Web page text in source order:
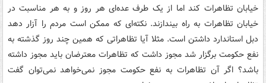
خیابان تظاهرات کند اما از یک طرف عده‌ای هر روز و به هر مناسبت در
خیابان تظاهرات به راه بیندازند. نکته‌ای که ممکن است مردم را آزار دهد
دبل استاندارد داشتن است. مثلا آیا تظاهراتی که همین چند روز گذشته به
نفع حکومت برگزار شد مجوز داشت که تظاهرات معترضان باید مجوز داشته
باشد؟ اگر آن تظاهرات به نفع حکومت مجوز نمی‌خواهد نمی‌توان گفت